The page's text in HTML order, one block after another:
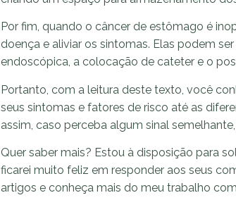
Por fim, quando o câncer de estômago é
doença e aliviar os sintomas. Elas podem
endoscópica, a colocação de cateter e o
Portanto, com a leitura deste texto, você
seus sintomas e fatores de risco até as
assim, caso perceba algum sinal
Quer saber mais? Estou à disposição para
ficarei muito feliz em responder aos seus
artigos e conheça mais do meu trabalho